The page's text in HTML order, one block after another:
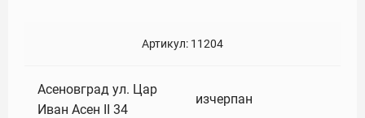
Артикул: 11204
Асеновград ул. Цар
Иван Асен II 34
изчерпан